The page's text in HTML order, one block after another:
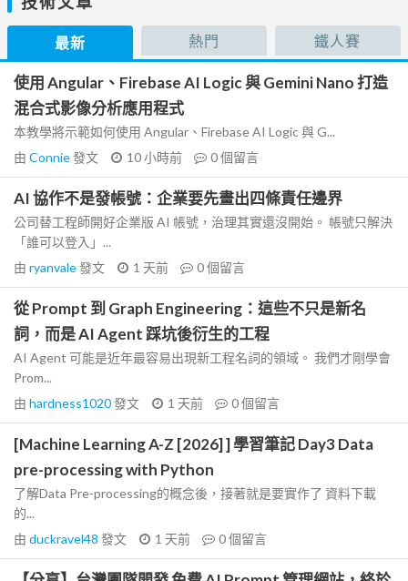
最新 熱門 鐵人賽
使用 Angular、Firebase AI Logic 與 Gemini Nano 打造
混合式影像分析應用程式
本教學將示範如何使用 Angular、Firebase AI Logic 與 G...
由 Connie發文 10 小時前 0個留言
AI 協作不是發帳號：企業要先畫出四條責任邊界
公司替工程師開好企業版 AI 帳號，治理其實還沒開始。 帳號只解決
「誰可以登入」...
由 ryanvale發文 1 天前 0個留言
從 Prompt 到 Graph Engineering：這些不只是新名
詞，而是 AI Agent 踩坑後衍生的工程
AI Agent 可能是近年最容易出現新工程名詞的領域。 我們才剛學會
Prom...
由 hardness1020發文 1 天前 0個留言
[Machine Learning A-Z [2026] ] 學習筆記 Day3 Data
pre-processing with Python
了解Data Pre-processing的概念後，接著就是要實作了 資料下載
的...
由 duckravel48 發文 1 天前 0個留言